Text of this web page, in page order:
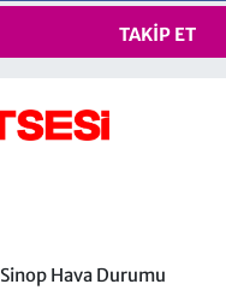
TAKIP ET
Sinop Hava Durumu